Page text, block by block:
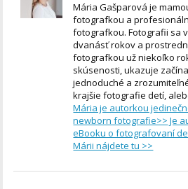
Mária Gašparová je
fotografkou a
fotografkou. Fotografii sa
dvanásť rokov a
fotografkou už niekoľko
skúsenosti, ukazuje
jednoduché a
krajšie fotografie detí,
Mária je autorkou
newborn fotografie>> Je
eBooku o fotografovaní
Márii nájdete tu >>